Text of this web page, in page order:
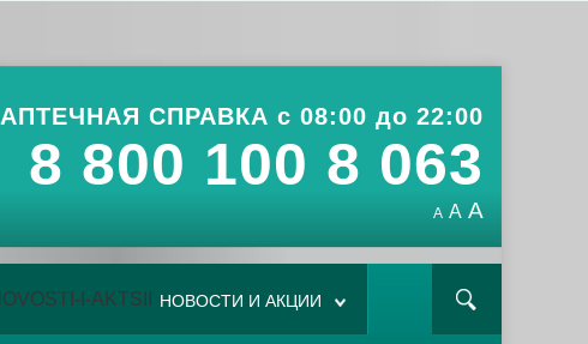
АПТЕЧНАЯ СПРАВКА с 08:00 до 22:00
8 800 100 8 063
A A A
НОВОСТИ И АКЦИИ